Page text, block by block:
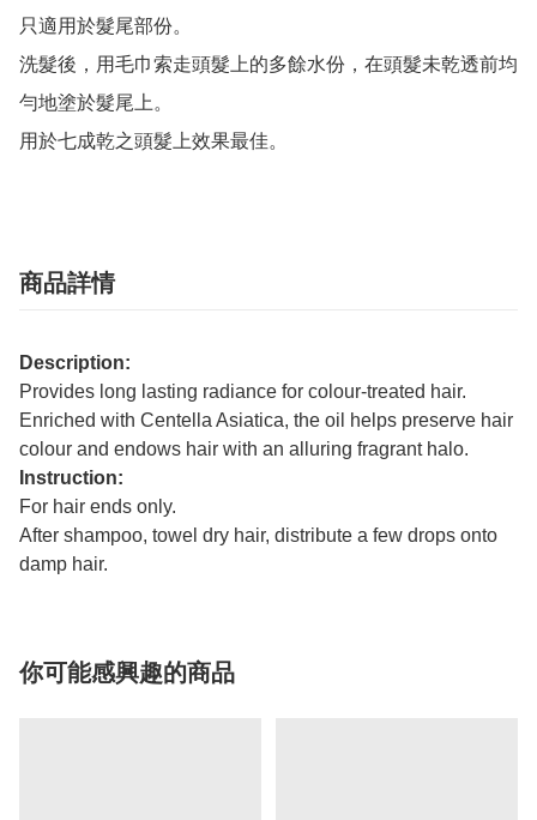
只適用於髮尾部份。
洗髮後，用毛巾索走頭髮上的多餘水份，在頭髮未乾透前均
勻地塗於髮尾上。
用於七成乾之頭髮上效果最佳。
商品詳情
Description:
Provides long lasting radiance for colour-treated hair.
Enriched with Centella Asiatica, the oil helps preserve hair
colour and endows hair with an alluring fragrant halo.
Instruction:
For hair ends only.
After shampoo, towel dry hair, distribute a few drops onto
damp hair.
你可能感興趣的商品